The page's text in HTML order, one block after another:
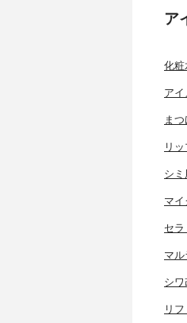
ア
化粧
ア
ま
リ
シ
マ
セ
マ
シ
リ